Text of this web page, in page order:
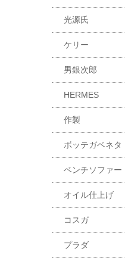
光源氏
ケリー
男銀次郎
HERMES
作製
ボッテガベネタ
ベンチソファー
オイル仕上げ
コスガ
プラダ